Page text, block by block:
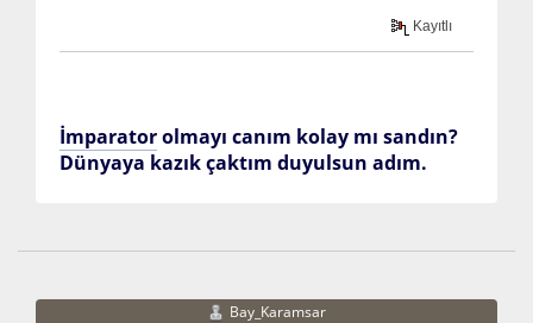
Kayıtlı
İmparatorolmayı canım kolay mı sandın?
Dünyaya kazık çaktım duyulsun adım.
Bay_Karamsar